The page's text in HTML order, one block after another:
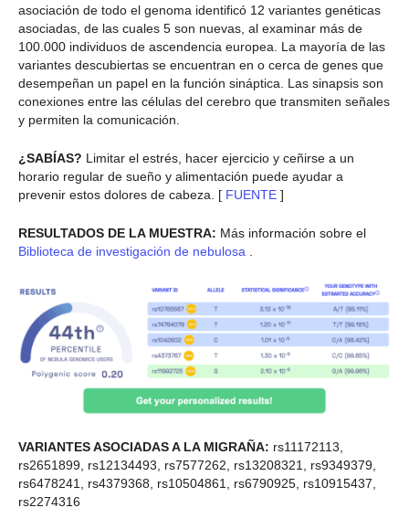
asociación de todo el genoma identificó 12 variantes genéticas
asociadas, de las cuales 5 son nuevas, al examinar más de
100.000 individuos de ascendencia europea. La mayoría de las
variantes descubiertas se encuentran en o cerca de genes que
desempeñan un papel en la función sináptica. Las sinapsis son
conexiones entre las células del cerebro que transmiten señales
y permiten la comunicación.
¿SABÍAS? Limitar el estrés, hacer ejercicio y ceñirse a un
horario regular de sueño y alimentación puede ayudar a
prevenir estos dolores de cabeza. [ FUENTE ]
RESULTADOS DE LA MUESTRA: Más información sobre el
Biblioteca de investigación de nebulosa .
VARIANTES ASOCIADAS A LA MIGRAÑA: rs11172113,
rs2651899, rs12134493, rs7577262, rs13208321, rs9349379,
rs6478241, rs4379368, rs10504861, rs6790925, rs10915437,
rs2274316